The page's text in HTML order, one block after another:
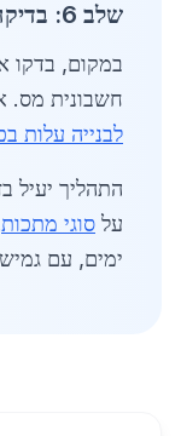
שלב 6: בדיקה סופית ותשלום יתרה
חשבונית מס.
לבנייה עלות
התהליך יעיל
על סוגי מתכות
ימים, עם